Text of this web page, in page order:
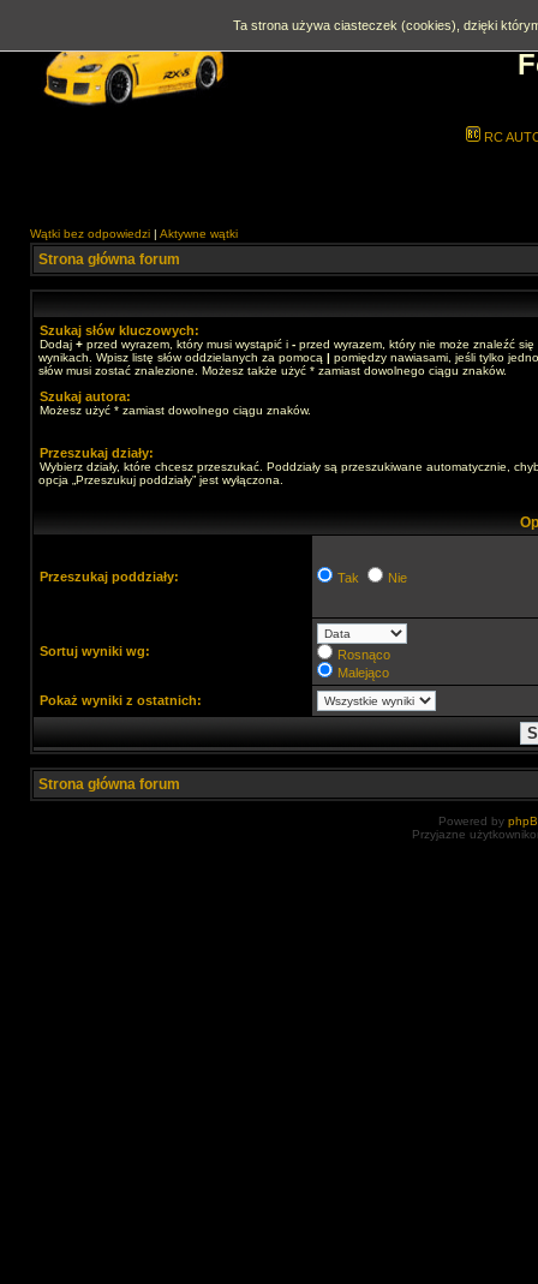
RC
Wątki bez odpowiedzi | Aktywne wątki
Strona główna forum
Szukaj słów kluczowych:
Dodaj + przed wyrazem, który musi wystąpić i - przed wyrazem, który nie może znaleźć się
wynikach. Wpisz listę słów oddzielanych za pomocą | pomiędzy nawiasami, jeśli tylko
słów musi zostać znalezione. Możesz także użyć * zamiast dowolnego ciągu znaków.
Szukaj autora:
Możesz użyć * zamiast dowolnego ciągu znaków.
Przeszukaj działy:
Wybierz działy, które chcesz przeszukać. Poddziały są przeszukiwane automatycznie,
opcja „Przeszukuj poddziały” jest wyłączona.
Przeszukaj poddziały: Tak Nie
Sortuj wyniki wg:
Rosnąco
Malejąco
Pokaż wyniki z ostatnich:
Strona główna forum
Powered by
Przyjazne
Ta strona używa ciasteczek (cookies), dzięki